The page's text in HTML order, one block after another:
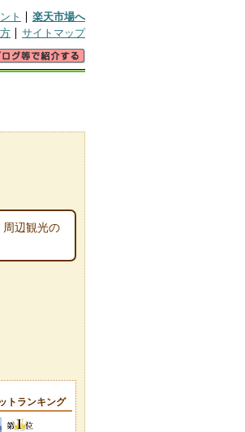
ト
楽天市場へ
サイトマップ
周辺観光の
トランキング